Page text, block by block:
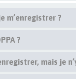
m’enregistrer ?
?
mais je